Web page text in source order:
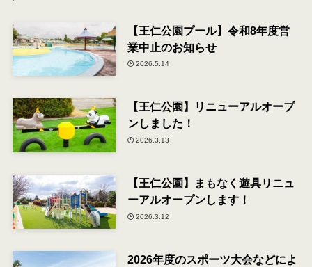
【王仁公園プール】令和8年度営
業中止のお知らせ
2026.5.14
【王仁公園】リニューアルオープ
ンしました！
2026.3.13
【王仁公園】まもなく遊具リニュ
ーアルオープンします！
2026.3.12
2026年度のスポーツ大会などによ